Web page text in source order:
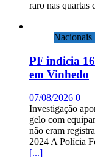
raro nas quartas
Nacionais
PF indicia
em Vinhedo
07/08/2026 0
Investigação
gelo com
não eram
2024 A Polícia
[...]